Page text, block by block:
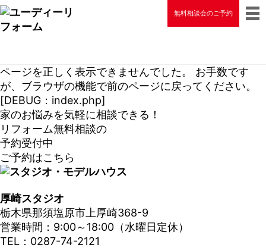
無料相談会のご予約
ページを正しく表示できませんでした。 お手数です
が、ブラウザの機能で前のページに戻ってください。
[DEBUG：index.php]
家のお悩みを気軽に相談できる！
リフォーム無料相談の
予約受付中
ご予約はこちら
厚崎スタジオ
栃木県那須塩原市上厚崎368-9
営業時間：9:00～18:00（水曜日定休）
TEL：0287-74-2121